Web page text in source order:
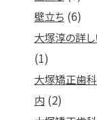
壁立ち (6)
大塚淳の詳し
(1)
大塚矯正歯科
内 (2)